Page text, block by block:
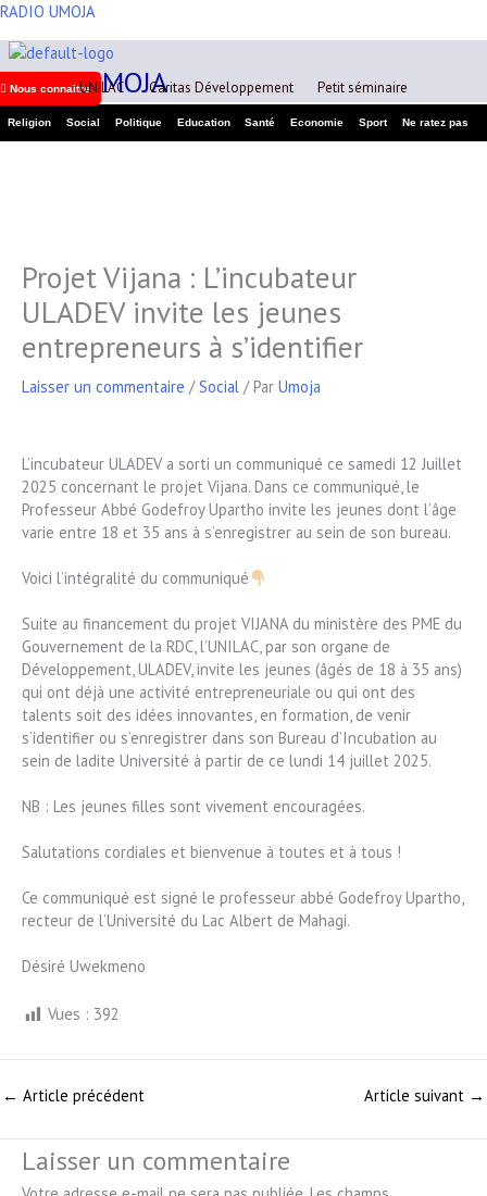
Aller
contenu
RADIO UMOJA
RADIO UMOJA
Nous connaitreUNILAC Caritas Développement Petit séminaire
Religion Social Politique Education Santé Economie Sport Ne ratez pas
Projet Vijana : L’incubateur
ULADEV invite les jeunes
entrepreneurs à s’identifier
Laisser un commentaire /Social / Par Umoja
L’incubateur ULADEV a sorti un communiqué ce samedi 12 Juillet
2025 concernant le projet Vijana. Dans ce communiqué, le
Professeur Abbé Godefroy Upartho invite les jeunes dont l’âge
varie entre 18 et 35 ans à s’enregistrer au sein de son bureau.
Voici l’intégralité du communiqué
Suite au financement du projet VIJANA du ministère des PME du
Gouvernement de la RDC, l’UNILAC, par son organe de
Développement, ULADEV, invite les jeunes (âgés de 18 à 35 ans)
qui ont déjà une activité entrepreneuriale ou qui ont des
talents soit des idées innovantes, en formation, de venir
s’identifier ou s’enregistrer dans son Bureau d’Incubation au
sein de ladite Université à partir de ce lundi 14 juillet 2025.
NB : Les jeunes filles sont vivement encouragées.
Salutations cordiales et bienvenue à toutes et à tous !
Ce communiqué est signé le professeur abbé Godefroy Upartho,
recteur de l’Université du Lac Albert de Mahagi.
Désiré Uwekmeno
Vues : 392
← Article précédent Article suivant →
Laisser un commentaire
A
r
c
h
i